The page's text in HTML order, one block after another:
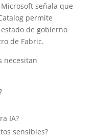
señala que
permite
de gobierno
de Fabric.
necesitan
IA?
sensibles?